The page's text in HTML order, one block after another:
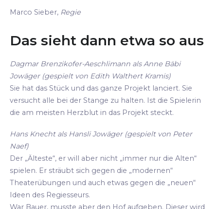
Marco Sieber, Regie
Das sieht dann etwa so aus
Dagmar Brenzikofer-Aeschlimann als Anne Bäbi
Jowäger (gespielt von Edith Walthert Kramis)
Sie hat das Stück und das ganze Projekt lanciert. Sie
versucht alle bei der Stange zu halten. Ist die Spielerin
die am meisten Herzblut in das Projekt steckt.
Hans Knecht als Hansli Jowäger (gespielt von Peter
Naef)
Der „Älteste“, er will aber nicht „immer nur die Alten“
spielen. Er sträubt sich gegen die „modernen“
Theaterübungen und auch etwas gegen die „neuen“
Ideen des Regiesseurs.
War Bauer, musste aber den Hof aufgeben. Dieser wird